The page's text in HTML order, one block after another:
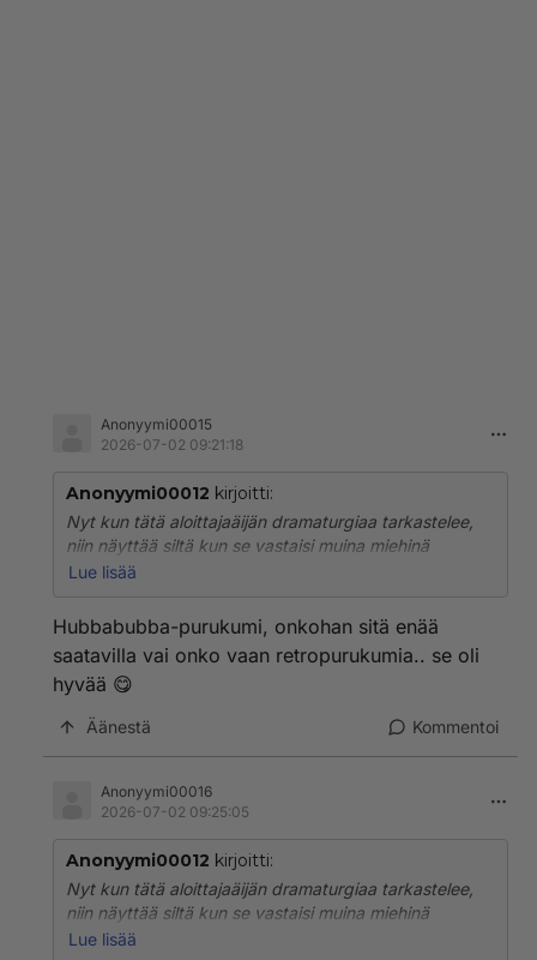
Anonyymi00015
2026-07-02 09:21:18
Anonyymi00012 kirjoitti:
Nyt kun tätä aloittajaäijän dramaturgiaa tarkastelee,
niin näyttää siltä kun se vastaisi muina miehinä
itselleen jos ajattelee sen hubbabubbagallupeista juuri
kysyy- mies vastaa akselilla. Miltä se tuntuu sinusta
Lue lisää
Hubbabubba-purukumi, onkohan sitä enää
saatavilla vai onko vaan retropurukumia.. se oli
hyvää 😋
Äänestä Kommentoi
Anonyymi00016
2026-07-02 09:25:05
Anonyymi00012 kirjoitti:
Nyt kun tätä aloittajaäijän dramaturgiaa tarkastelee,
niin näyttää siltä kun se vastaisi muina miehinä
itselleen jos ajattelee sen hubbabubbagallupeista juuri
Lue lisää